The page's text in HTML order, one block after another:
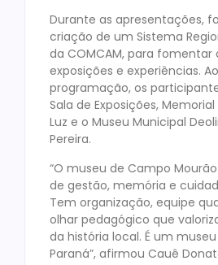
Durante as apresentações,
criação de um Sistema
da COMCAM, para
exposições e experiências.
programação, os
Sala de Exposições,
Luz e o Museu Municipal
Pereira.
“O museu de Campo
de gestão, memória e
Tem organização, equipe
olhar pedagógico que
da história local. É um
Paraná”, afirmou Cauê